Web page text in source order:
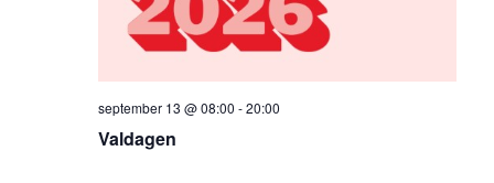
Valdagen
september 13 @ 08:00 -20:00